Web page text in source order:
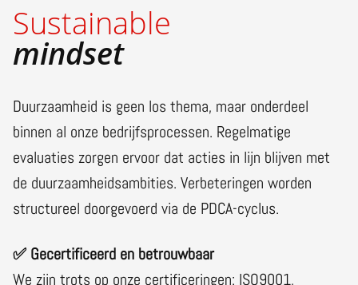
Sustainable
mindset
Duurzaamheid is geen los thema, maar onderdeel
binnen al onze bedrijfsprocessen. Regelmatige
evaluaties zorgen ervoor dat acties in lijn blijven met
de duurzaamheidsambities. Verbeteringen worden
structureel doorgevoerd via de PDCA-cyclus.
✅ Gecertificeerd en betrouwbaar
We zijn trots op onze certificeringen: ISO9001,